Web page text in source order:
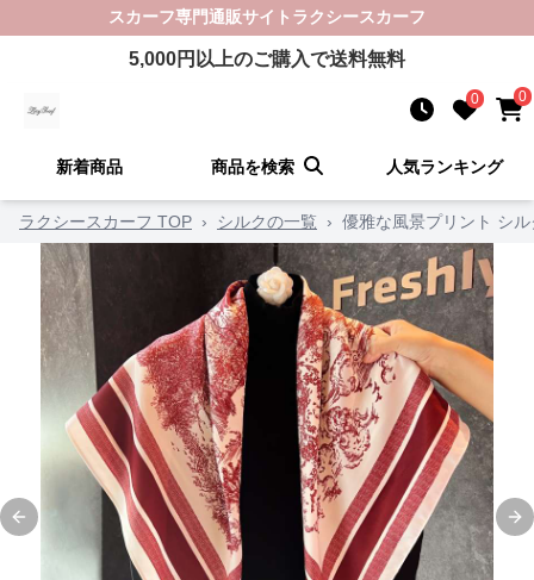
スカーフ専門通販サイト ラクシースカーフ
5,000円以上のご購入で送料無料
0 0
新着商品 商品を検索 人気ランキング
ラクシースカーフ TOP › シルクの一覧 › 優雅な風景プリント シ
Previous slide